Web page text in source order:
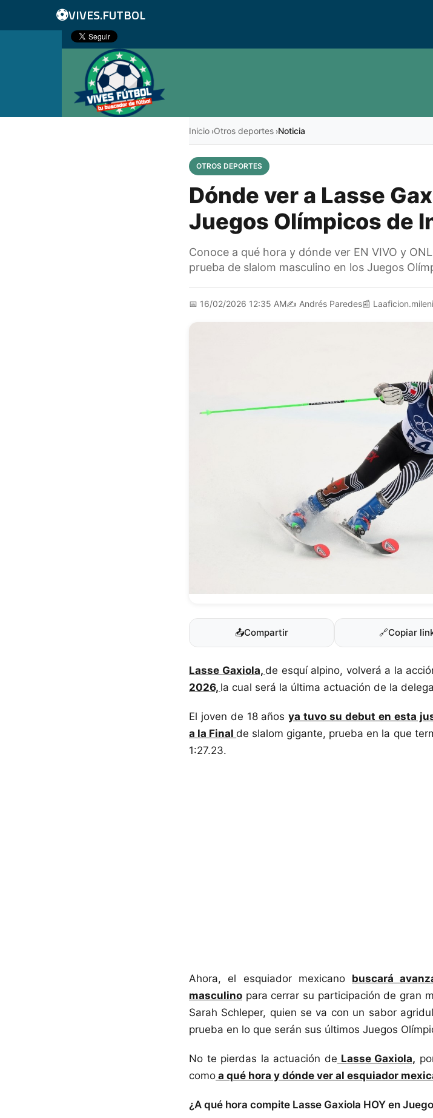
⚽VIVES.FUTBOL
Inicio ›Otros deportes ›Noticia
OTROS DEPORTES
Dónde ver a Lasse
Juegos Olímpicos de
Conoce a qué hora y dónde ver EN VIVO y
prueba de slalom masculino en los Juegos
📅 16/02/2026 12:35 AM✍️ Andrés Paredes📰
📤Compartir 🔗Copiar
Lasse Gaxiola, de esquí alpino, volverá a la
2026, la cual será la última actuación de la
El joven de 18 añosya tuvo su debut en esta
a la Finalde slalom gigante, prueba en la que
1:27.23.
Ahora, el esquiador mexicano buscará
masculino para cerrar su participación de gran
Sarah Schleper, quien se va con un sabor
prueba en lo que serán sus últimos Juegos
No te pierdas la actuación de Lasse Gaxiola,
como a qué hora y dónde ver al esquiador
¿A qué hora compite Lasse Gaxiola HOY en